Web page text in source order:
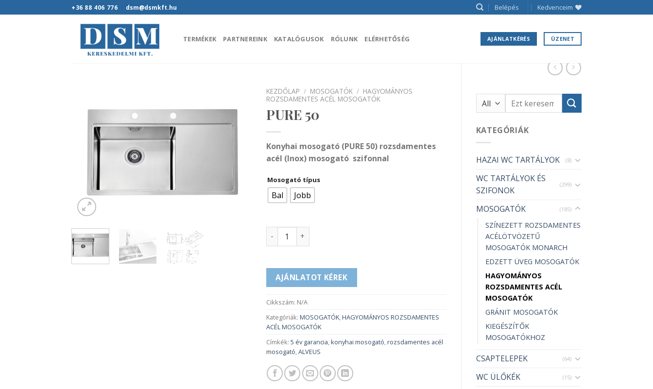
to
+36 88 406 776 dsm@dsmkft.hu Belépés Kedvenceim
TERMÉKEK PARTNEREINK KATALÓGUSOK RÓLUNK ELÉRHETŐSÉG AJÁNLATKÉRÉS ÜZENET
Keresés
a
KATEGÓRIÁK
HAZAI WC TARTÁLYOK (8)
WC TARTÁLYOK ÉS
SZIFONOK
(299)
MOSOGATÓK (185)
SZÍNEZETT ROZSDAMENTES
ACÉLÖTVÖZETŰ
MOSOGATÓK MONARCH
EDZETT ÜVEG MOSOGATÓK
HAGYOMÁNYOS
ROZSDAMENTES ACÉL
MOSOGATÓK
GRÁNIT MOSOGATÓK
KIEGÉSZÍTŐK
MOSOGATÓKHOZ
CSAPTELEPEK (64)
WC ÜLŐKÉK (15)
kedvencekhez
KEZDŐLAP / MOSOGATÓK / HAGYOMÁNYOS
ROZSDAMENTES ACÉL MOSOGATÓK
PURE 50
Konyhai mosogató (PURE 50) rozsdamentes
acél (Inox) mosogató szifonnal
Mosogató típus
Bal Jobb
PURE 50 mennyiség
AJÁNLATOT KÉREK
Cikkszám: N/A
Kategóriák: MOSOGATÓK,HAGYOMÁNYOS ROZSDAMENTES
ACÉL MOSOGATÓK
Címkék: 5 év garancia,konyhai mosogató,rozsdamentes acél
mosogató,ALVEUS